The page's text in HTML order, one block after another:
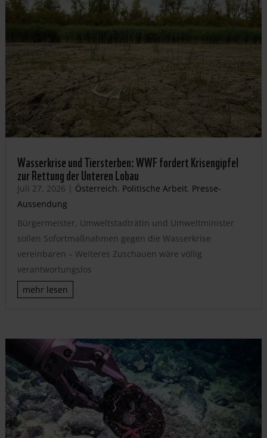
Wasserkrise und Tiersterben: WWF fordert Krisengipfel
zur Rettung der Unteren Lobau
Juli 27, 2026 | Österreich, Politische Arbeit, Presse-
Aussendung
Bürgermeister, Umweltstadträtin und Umweltminister
sollen Sofortmaßnahmen gegen die Wasserkrise
vereinbaren – Weiteres Zuschauen wäre völlig
verantwortungslos
mehr lesen